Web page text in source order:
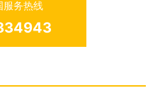
服务热线